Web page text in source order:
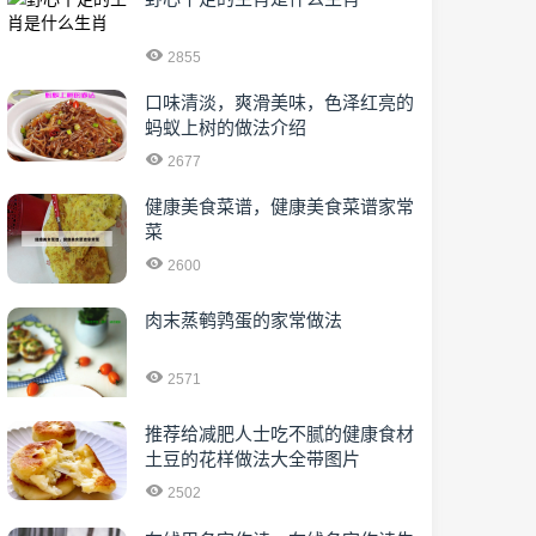
2855
口味清淡，爽滑美味，色泽红亮的
蚂蚁上树的做法介绍
2677
健康美食菜谱，健康美食菜谱家常
菜
2600
肉末蒸鹌鹑蛋的家常做法
2571
推荐给减肥人士吃不腻的健康食材
土豆的花样做法大全带图片
2502